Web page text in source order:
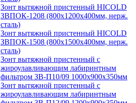
Зонт вытяжной пристенный HICOLD
ЗВПОК-1208 (800х1200х400мм, нерж.
сталь)
Зонт вытяжной пристенный HICOLD
ЗВПОК-1508 (800х1500х400мм, нерж.
сталь)
Зонт вытяжной пристенный с
жироулавливающим лабиринтным
фильтром ЗВ-П10/09 1000х900х350мм
Зонт вытяжной пристенный с
жироулавливающим лабиринтным